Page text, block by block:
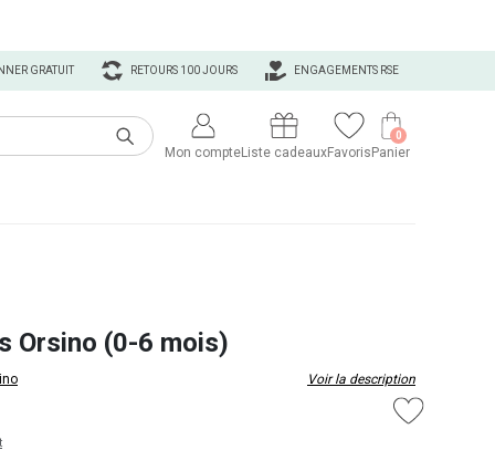
ENGAGEMENTS RSE
RETOURS 100 JOURS
GRATUIT
Mon compteListe cadeauxFavoris Panier
0
Orsino (0-6 mois)
Voir la description